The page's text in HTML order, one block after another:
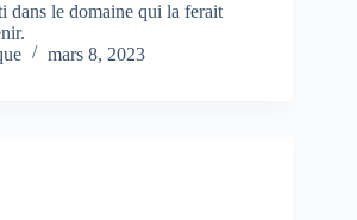
dans le domaine qui la ferait
mars 8, 2023